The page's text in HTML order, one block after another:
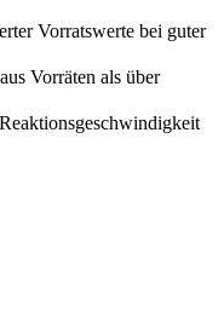
Vorratswerte bei guter
Vorräten als über